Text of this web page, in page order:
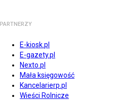
PARTNERZY
E-kiosk.pl
E-gazety.pl
Nexto.pl
Mała księgowość
Kancelarierp.pl
Wieści Rolnicze